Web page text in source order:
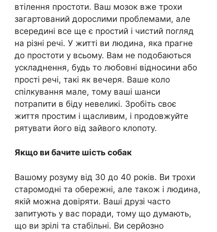
втілення простоти. Ваш мозок вже трохи
загартований дорослими проблемами, але
всередині все ще є простий і чистий погляд
на різні речі. У житті ви людина, яка прагне
до простоти у всьому. Вам не подобаються
ускладнення, будь то любовні відносини або
прості речі, такі як вечеря. Ваше коло
спілкування мале, тому ваші шанси
потрапити в біду невеликі. Зробіть своє
життя простим і щасливим, і продовжуйте
рятувати його від зайвого клопоту.
Якщо ви бачите шість собак
Вашому розуму від 30 до 40 років. Ви трохи
старомодні та обережні, але також і людина,
якій можна довіряти. Ваші друзі часто
запитують у вас поради, тому що думають,
що ви зрілі та стабільні. Ви серйозно